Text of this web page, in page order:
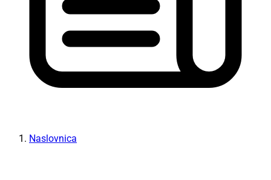
Naslovnica